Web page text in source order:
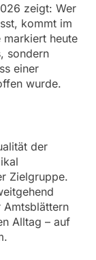
zeigt: Wer
kommt im
markiert heute
sondern
einer
wurde.
der
Zielgruppe.
Alltag – auf